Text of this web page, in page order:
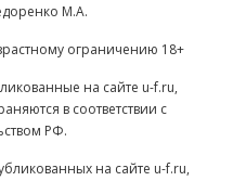
М.А.
ограничению 18+
на сайте u-f.ru,
в соответствии с
РФ.
на сайте u-f.ru,